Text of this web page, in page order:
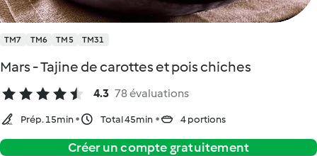
TM7 TM6 TM5 TM31
Mars - Tajine de carottes et pois chiches
4.3 78 évaluations
Prép. 15min Total 45min 4 portions
Créer un compte gratuitement